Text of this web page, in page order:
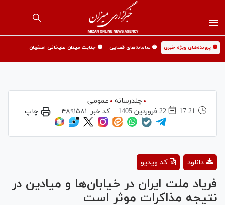
🟡 پرونده‌های ویژه خبری 🟡 سامانه‌های قضایی 🟡 جنایت میدان علیخانی اصفهان
چندرسانه
عمومی
17:21
22 فروردين 1405 کد خبر: ۴۸۹۱۵۸۱ چاپ
Video
کد ویدیو دانلود
فریاد ملت ایران در خیابان‌ها و میادین در
نتیجه مذاکرات موثر است